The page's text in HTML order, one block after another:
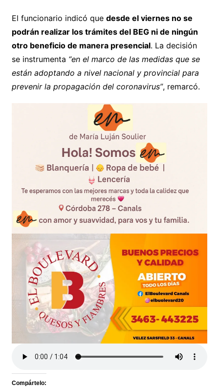
El funcionario indicó que desde el viernes no se
podrán realizar los trámites del BEG ni de ningún
otro beneficio de manera presencial. La decisión
se instrumenta “en el marco de las medidas que se
están adoptando a nivel nacional y provincial para
prevenir la propagación del coronavirus”, remarcó.
Compártelo: